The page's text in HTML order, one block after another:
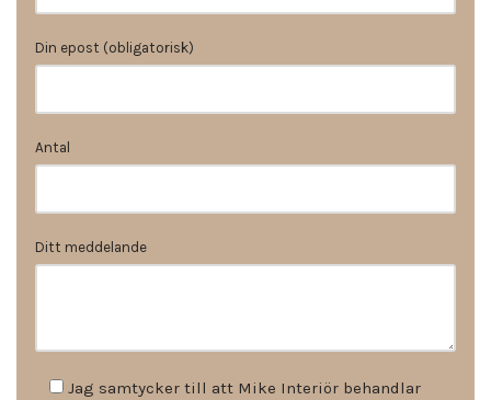
Din epost (obligatorisk)
Antal
Ditt meddelande
Jag samtycker till att Mike Interiör behandlar